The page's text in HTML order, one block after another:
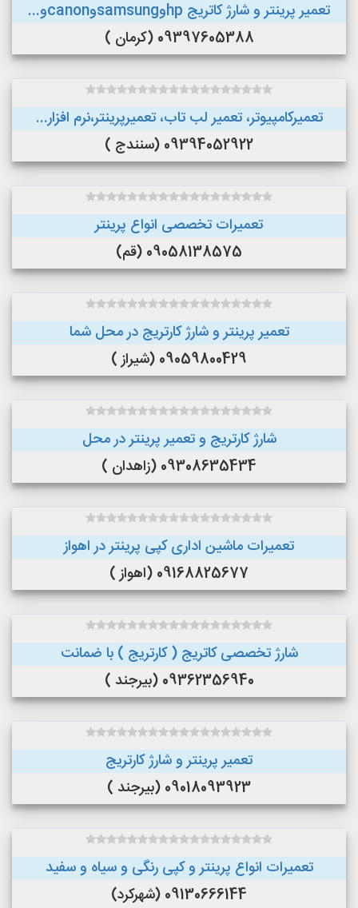
تعمیر پرینتر و شارژ کاتریج hpوsamsungوcanonو...
09397605388 (کرمان )
تعمیرکامپیوتر، تعمیر لب تاب، تعمیرپرینتر،نرم افزار...
09394052922 (سنندج )
تعمیرات تخصصی انواع پرینتر
09058138575 (قم)
تعمیر پرینتر و شارژ کارتریج در محل شما
09059800429 (شیراز )
شارژ کارتریج و تعمیر پرینتر در محل
09308635434 (زاهدان )
تعمیرات ماشین اداری کپی پرینتر در اهواز
09168825677 (اهواز )
شارژ تخصصی کاتریج ( کارتریج ) با ضمانت
09362356940 (بیرجند )
تعمیر پرینتر و شارژ کارتریج
09018093923 (بیرجند )
تعمیرات انواع پرینتر و کپی رنگی و سیاه و سفید
09130666144 (شهرکرد)